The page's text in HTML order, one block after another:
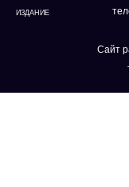
ИЗДАНИЕ
Сайт